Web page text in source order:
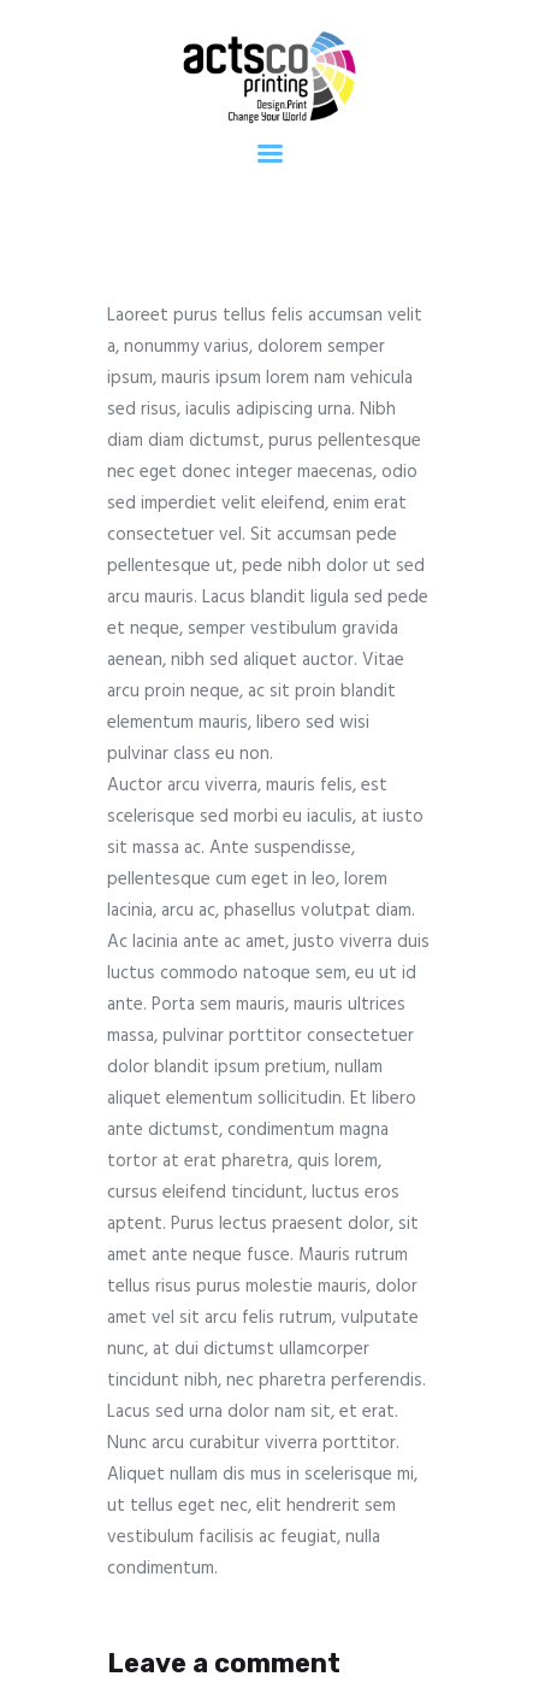
Actsco
Contact
Laoreet purus tellus felis accumsan velit
a, nonummy varius, dolorem semper
ipsum, mauris ipsum lorem nam vehicula
sed risus, iaculis adipiscing urna. Nibh
diam diam dictumst, purus pellentesque
nec eget donec integer maecenas, odio
sed imperdiet velit eleifend, enim erat
consectetuer vel. Sit accumsan pede
pellentesque ut, pede nibh dolor ut sed
arcu mauris. Lacus blandit ligula sed pede
et neque, semper vestibulum gravida
aenean, nibh sed aliquet auctor. Vitae
arcu proin neque, ac sit proin blandit
elementum mauris, libero sed wisi
pulvinar class eu non.
Auctor arcu viverra, mauris felis, est
scelerisque sed morbi eu iaculis, at iusto
sit massa ac. Ante suspendisse,
pellentesque cum eget in leo, lorem
lacinia, arcu ac, phasellus volutpat diam.
Ac lacinia ante ac amet, justo viverra duis
luctus commodo natoque sem, eu ut id
ante. Porta sem mauris, mauris ultrices
massa, pulvinar porttitor consectetuer
dolor blandit ipsum pretium, nullam
aliquet elementum sollicitudin. Et libero
ante dictumst, condimentum magna
tortor at erat pharetra, quis lorem,
cursus eleifend tincidunt, luctus eros
aptent. Purus lectus praesent dolor, sit
amet ante neque fusce. Mauris rutrum
tellus risus purus molestie mauris, dolor
amet vel sit arcu felis rutrum, vulputate
nunc, at dui dictumst ullamcorper
tincidunt nibh, nec pharetra perferendis.
Lacus sed urna dolor nam sit, et erat.
Nunc arcu curabitur viverra porttitor.
Aliquet nullam dis mus in scelerisque mi,
ut tellus eget nec, elit hendrerit sem
vestibulum facilisis ac feugiat, nulla
condimentum.
Leave a comment